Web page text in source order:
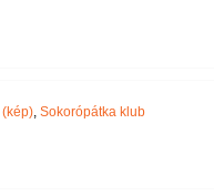
(kép), Sokorópátka klub